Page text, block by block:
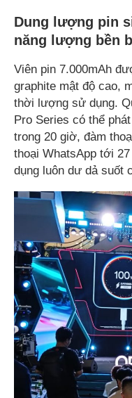
Dung lượng pin
năng lượng bền
Viên pin 7.000mAh
graphite mật độ cao,
thời lượng sử dụng.
Pro Series có thể
trong 20 giờ, đàm
thoại WhatsApp tới
dụng luôn dư dả suốt